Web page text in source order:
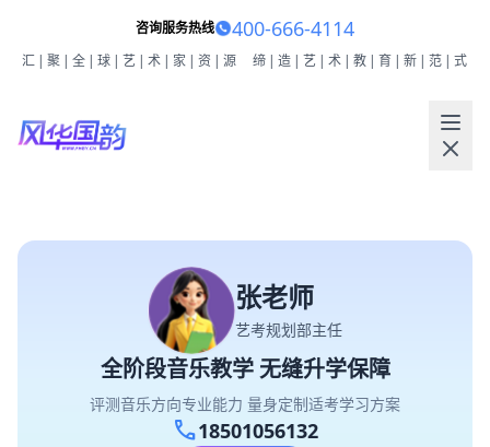
咨询服务热线 400-666-4114
汇|聚|全|球|艺|术|家|资|源 缔|造|艺|术|教|育|新|范|式
张老师
艺考规划部主任
全阶段音乐教学 无缝升学保障
评测音乐方向专业能力 量身定制适考学习方案
call18501056132